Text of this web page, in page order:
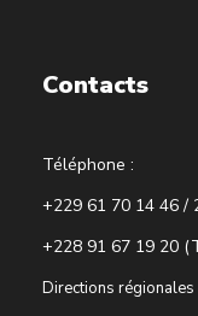
Contacts
Téléphone :
+229 61 70 14 46 /
+228 91 67 19 20
Directions régionales